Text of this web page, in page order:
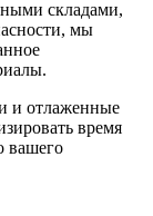
складами,
мы
и отлаженные
время
вашего